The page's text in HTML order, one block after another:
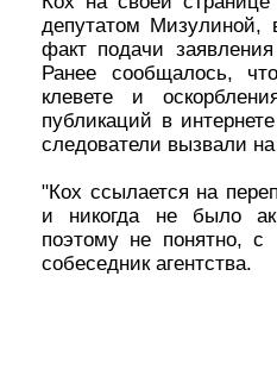
депутатом Мизулиной,
факт подачи
Ранее сообщалось,
клевете и
публикаций в
следователи вызвали
"Кох ссылается на
и никогда не было
поэтому не понятно, с
собеседник агентства.